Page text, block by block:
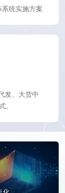
统实施方案
发、大货中
。